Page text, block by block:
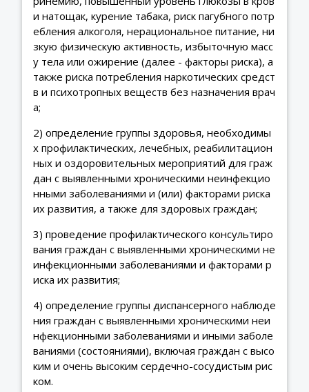
и натощак, курение табака, риск пагубного потр
ебления алкоголя, нерациональное питание, ни
зкую физическую активность, избыточную масс
у тела или ожирение (далее - факторы риска), а
также риска потребления наркотических средст
в и психотропных веществ без назначения врач
а;
2) определение группы здоровья, необходимы
х профилактических, лечебных, реабилитацион
ных и оздоровительных мероприятий для граж
дан с выявленными хроническими неинфекцио
нными заболеваниями и (или) факторами риска
их развития, а также для здоровых граждан;
3) проведение профилактического консультиро
вания граждан с выявленными хроническими не
инфекционными заболеваниями и факторами р
иска их развития;
4) определение группы диспансерного наблюде
ния граждан с выявленными хроническими неи
нфекционными заболеваниями и иными заболе
ваниями (состояниями), включая граждан с высо
ким и очень высоким сердечно-сосудистым рис
ком.